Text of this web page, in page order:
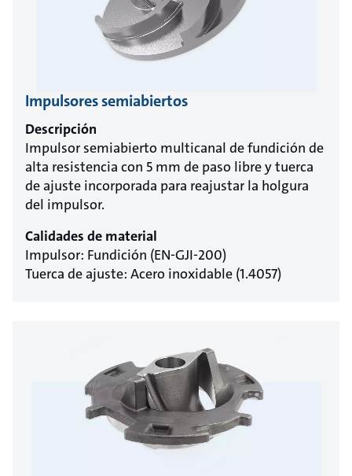
Impulsores semiabiertos
Descripción
Impulsor semiabierto multicanal de fundición de
alta resistencia con 5 mm de paso libre y tuerca
de ajuste incorporada para reajustar la holgura
del impulsor.
Calidades de material
Impulsor: Fundición (EN-GJI-200)
Tuerca de ajuste: Acero inoxidable (1.4057)